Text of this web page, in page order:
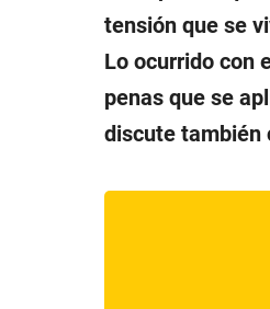
tensión que se
Lo ocurrido con
penas que se
discute también